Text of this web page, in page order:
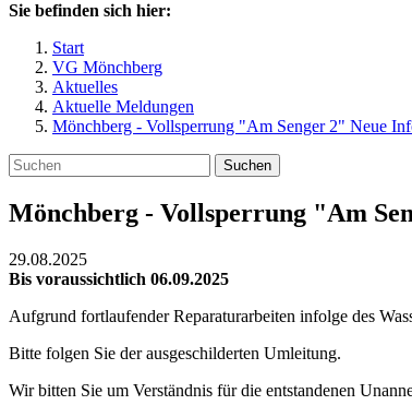
Sie befinden sich hier:
Start
VG Mönchberg
Aktuelles
Aktuelle Meldungen
Mönchberg - Vollsperrung "Am Senger 2" Neue
Suchen
Mönchberg - Vollsperrung "Am
29.08.2025
Bis voraussichtlich 06.09.2025
Aufgrund fortlaufender Reparaturarbeiten infolge des
Bitte folgen Sie der ausgeschilderten Umleitung.
Wir bitten Sie um Verständnis für die entstandenen